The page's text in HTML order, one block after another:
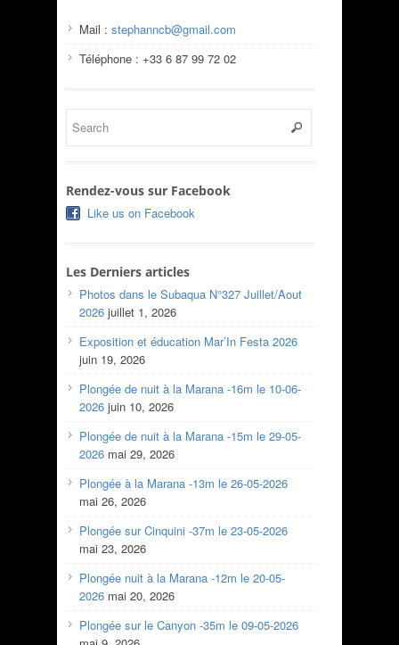
Mail : stephanncb@gmail.com
Téléphone : +33 6 87 99 72 02
Rendez-vous sur Facebook
Like us on Facebook
Les Derniers articles
Photos dans le Subaqua N°327 Juillet/Aout
2026 juillet 1, 2026
Exposition et éducation Mar’In Festa 2026
juin 19, 2026
Plongée de nuit à la Marana -16m le 10-06-
2026 juin 10, 2026
Plongée de nuit à la Marana -15m le 29-05-
2026 mai 29, 2026
Plongée à la Marana -13m le 26-05-2026
mai 26, 2026
Plongée sur Cinquini -37m le 23-05-2026
mai 23, 2026
Plongée nuit à la Marana -12m le 20-05-
2026 mai 20, 2026
Plongée sur le Canyon -35m le 09-05-2026